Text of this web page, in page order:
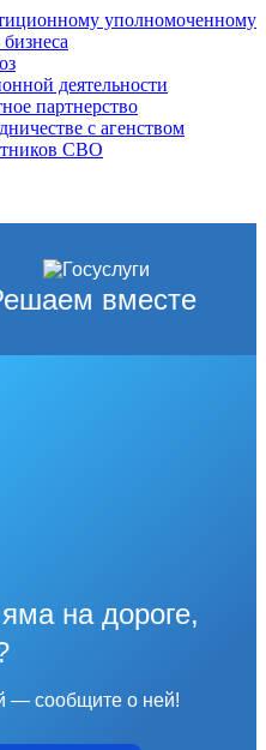
уполномоченному
деятельности
партнерство
с агенством
СВО
вместе
на дороге,
— сообщите о ней!